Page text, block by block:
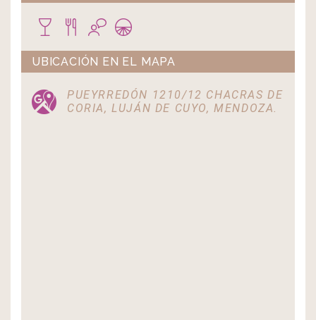
UBICACIÓN EN EL MAPA
PUEYRREDÓN 1210/12 CHACRAS DE
CORIA, LUJÁN DE CUYO, MENDOZA.